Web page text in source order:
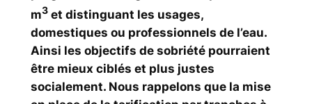
m3et distinguant les usages,
domestiques ou professionnels de l’eau.
Ainsi les objectifs de sobriété pourraient
être mieux ciblés et plus justes
socialement. Nous rappelons que la mise